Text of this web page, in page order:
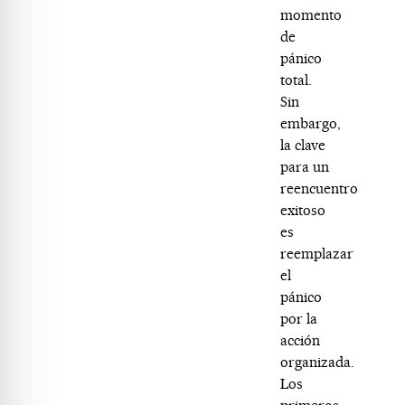
momento
de
pánico
total.
Sin
embargo,
la clave
para un
reencuentro
exitoso
es
reemplazar
el
pánico
por la
acción
organizada.
Los